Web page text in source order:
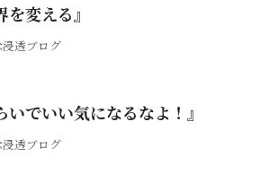
を変える』
透ブログ
いでいい気になるなよ！』
透ブログ